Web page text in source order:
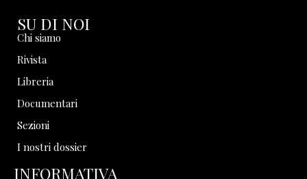
SU DI NOI
Chi siamo
Rivista
Libreria
Documentari
Sezioni
I nostri dossier
INFORMATIVA